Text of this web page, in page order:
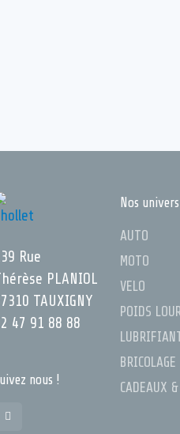
Rue
PLANIOL
TAUXIGNY
47 91 88 88
nous !
Nos
AUTO
MOTO
VELO
POIDS
BRICOLAGE
CADEAUX